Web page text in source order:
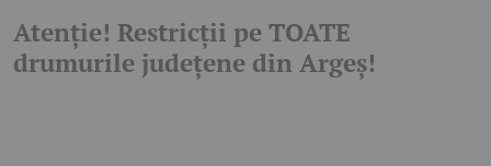
Atenție! Restricții pe TOATE
drumurile județene din Argeș!